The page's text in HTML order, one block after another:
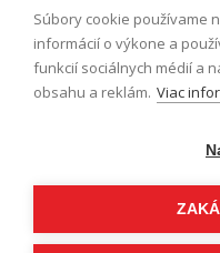
Môj profil
Zabudnuté heslo
Formulár pre
Súbory cookie používame
informácií o výkone a
funkcií sociálnych médií a
obsahu a reklám. Viac